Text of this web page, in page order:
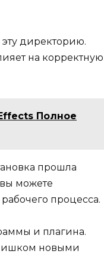
директорию.
на корректную
Полное
прошла
можете
процесса.
и плагина.
новыми